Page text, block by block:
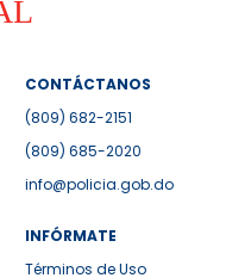
CONTÁCTANOS
(809) 682-2151
(809) 685-2020
info@policia.gob.do
INFÓRMATE
Términos de Uso